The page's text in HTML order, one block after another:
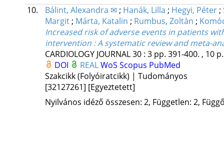
10.
Bálint, Alexandra ✉; Hanák, Lilla ; Hegyi, Péter;
Margit; Márta, Katalin ; Rumbus, Zoltán ;
Increased risk of adverse events in patients
intervention : A systematic review and meta-
CARDIOLOGY JOURNAL30: 3 pp. 391-400. , 10
DOI
REALWoS Scopus PubMed
Szakcikk (Folyóiratcikk) | Tudományos
[32127261] [Egyeztetett]
Nyilvános idéző összesen: 2, Független: 2,